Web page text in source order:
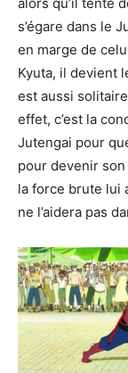
s’égare dans le
en marge de
Kyuta, il devient
est aussi
effet, c’est la
Jutengai pour
pour devenir
la force brute lui
ne l’aidera pas